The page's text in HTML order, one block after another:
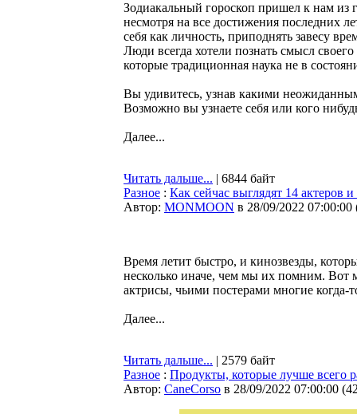
Зодиакальный гороскоп пришел к нам из
несмотря на все достижения последних
себя как личность, приподнять завесу
Люди всегда хотели познать смысл
которые традиционная наука не в
Вы удивитесь, узнав какими
Возможно вы узнаете себя или кого
Далее...
Читать дальше... | 6844 байт
Разное : Как сейчас выглядят 14 актеров
Автор: MONMOON в 28/09/2022 07:00:00
Время летит быстро, и кинозвезды,
несколько иначе, чем мы их помним. Вот
актрисы, чьими постерами многие
Далее...
Читать дальше... | 2579 байт
Разное : Продукты, которые лучше всего
Автор: CaneCorso в 28/09/2022 07:00:00 (